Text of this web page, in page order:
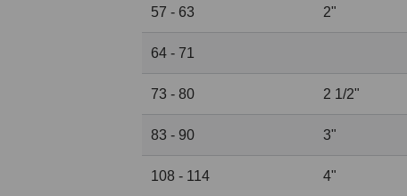
57 - 63 2"
64 - 71
73 - 80 2 1/2"
83 - 90 3"
108 - 114 4"